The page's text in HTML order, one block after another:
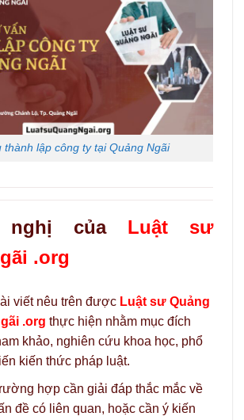
thành lập công ty tại Quảng Ngãi
nghị của Luật sư
.org
viết nêu trên được Luật sư Quảng
.org thực hiện nhằm mục đích
khảo, nghiên cứu khoa học, phổ
kiến thức pháp luật.
hợp cần giải đáp thắc mắc về
đề có liên quan, hoặc cần ý kiến